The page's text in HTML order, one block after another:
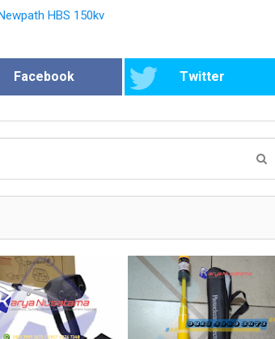
HBS 150kv
Facebook Twitter